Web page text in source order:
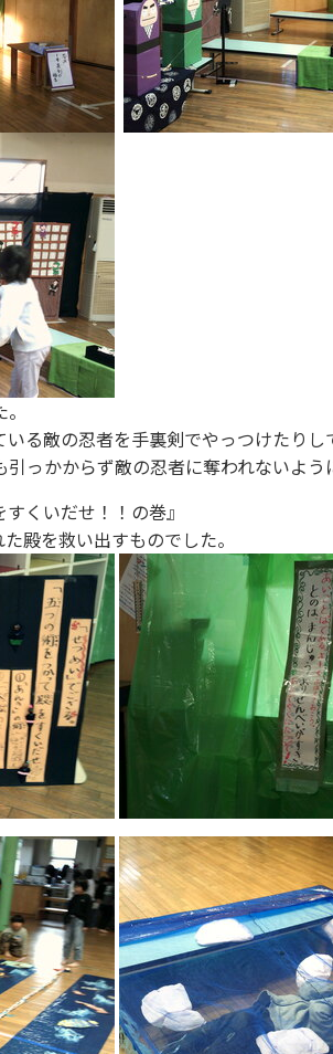
いる敵の忍者を手裏剣でやっつけたり
っかからず敵の忍者に奪われないよ
くいだせ！！の巻』
殿を救い出すものでした。